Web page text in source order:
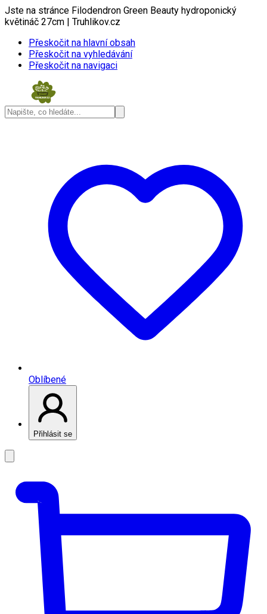
Jste na stránce Filodendron Green Beauty hydroponický
květináč 27cm | Truhlikov.cz
Přeskočit na hlavní obsah
Přeskočit na vyhledávání
Přeskočit na navigaci
Oblíbené
Přihlásit se